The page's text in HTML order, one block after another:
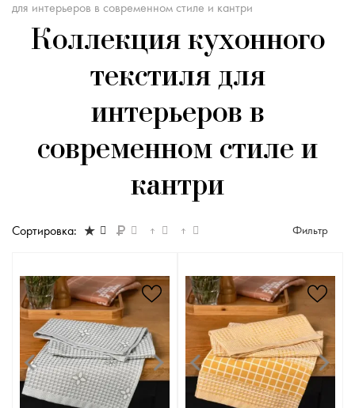
для интерьеров в современном стиле и кантри
Коллекция кухонного
текстиля для
интерьеров в
современном стиле и
кантри
Фильтр
Сортировка: